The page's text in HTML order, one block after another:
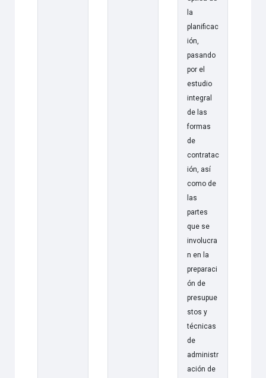
la
planificac
ión,
pasando
por el
estudio
integral
de las
formas
de
contratac
ión, así
como de
las
partes
que se
involucra
n en la
preparaci
ón de
presupue
stos y
técnicas
de
administr
ación de